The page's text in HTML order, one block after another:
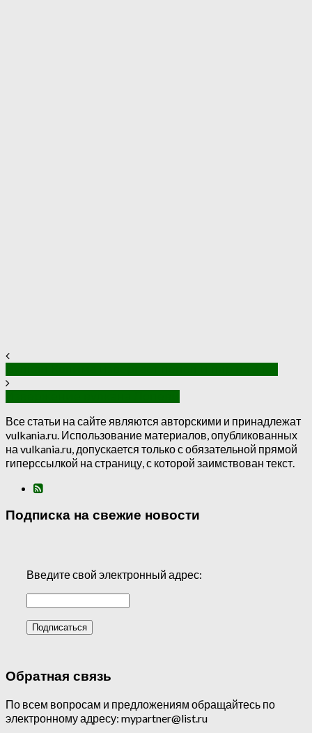
Все статьи на сайте являются авторскими и принадлежат
vulkania.ru. Использование материалов, опубликованных
на vulkania.ru, допускается только с обязательной прямой
гиперссылкой на страницу, с которой заимствован текст.
Подписка на свежие новости
Введите свой электронный адрес:
Обратная связь
По всем вопросам и предложениям обращайтесь по
электронному адресу: mypartner@list.ru